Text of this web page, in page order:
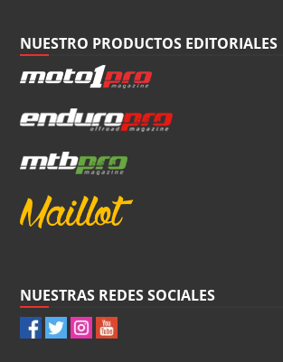
NUESTRO PRODUCTOS EDITORIALES
NUESTRAS REDES SOCIALES